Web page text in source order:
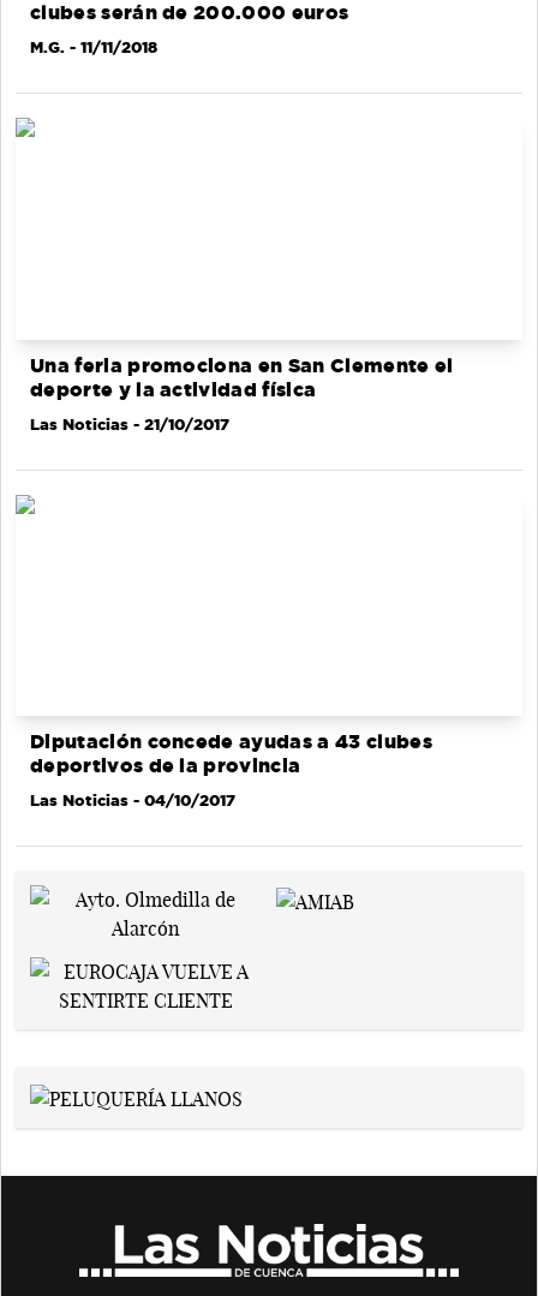
clubes serán de 200.000 euros
M.G. - 11/11/2018
Una feria promociona en San Clemente el
deporte y la actividad física
Las Noticias - 21/10/2017
Diputación concede ayudas a 43 clubes
deportivos de la provincia
Las Noticias - 04/10/2017